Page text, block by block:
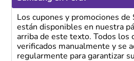
Los cupones y promociones de
están disponibles en nuestra
arriba de este texto. Todos los
verificados manualmente y se
regularmente para garantizar